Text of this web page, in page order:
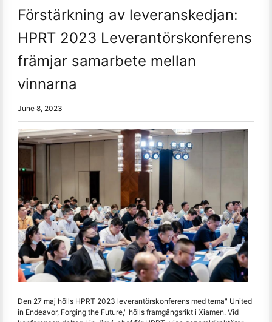
Förstärkning av leveranskedjan:
HPRT 2023 Leverantörskonferens
främjar samarbete mellan
vinnarna
June 8, 2023
Den 27 maj hölls HPRT 2023 leverantörskonferens med tema" United
in Endeavor, Forging the Future," hölls framgångsrikt i Xiamen. Vid